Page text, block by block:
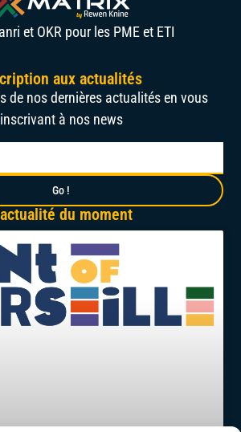
et OKR pour les PME et ETI
aux actualités
de nos dernières actualités en vous
inscrivant à nos news
Go !
du moment